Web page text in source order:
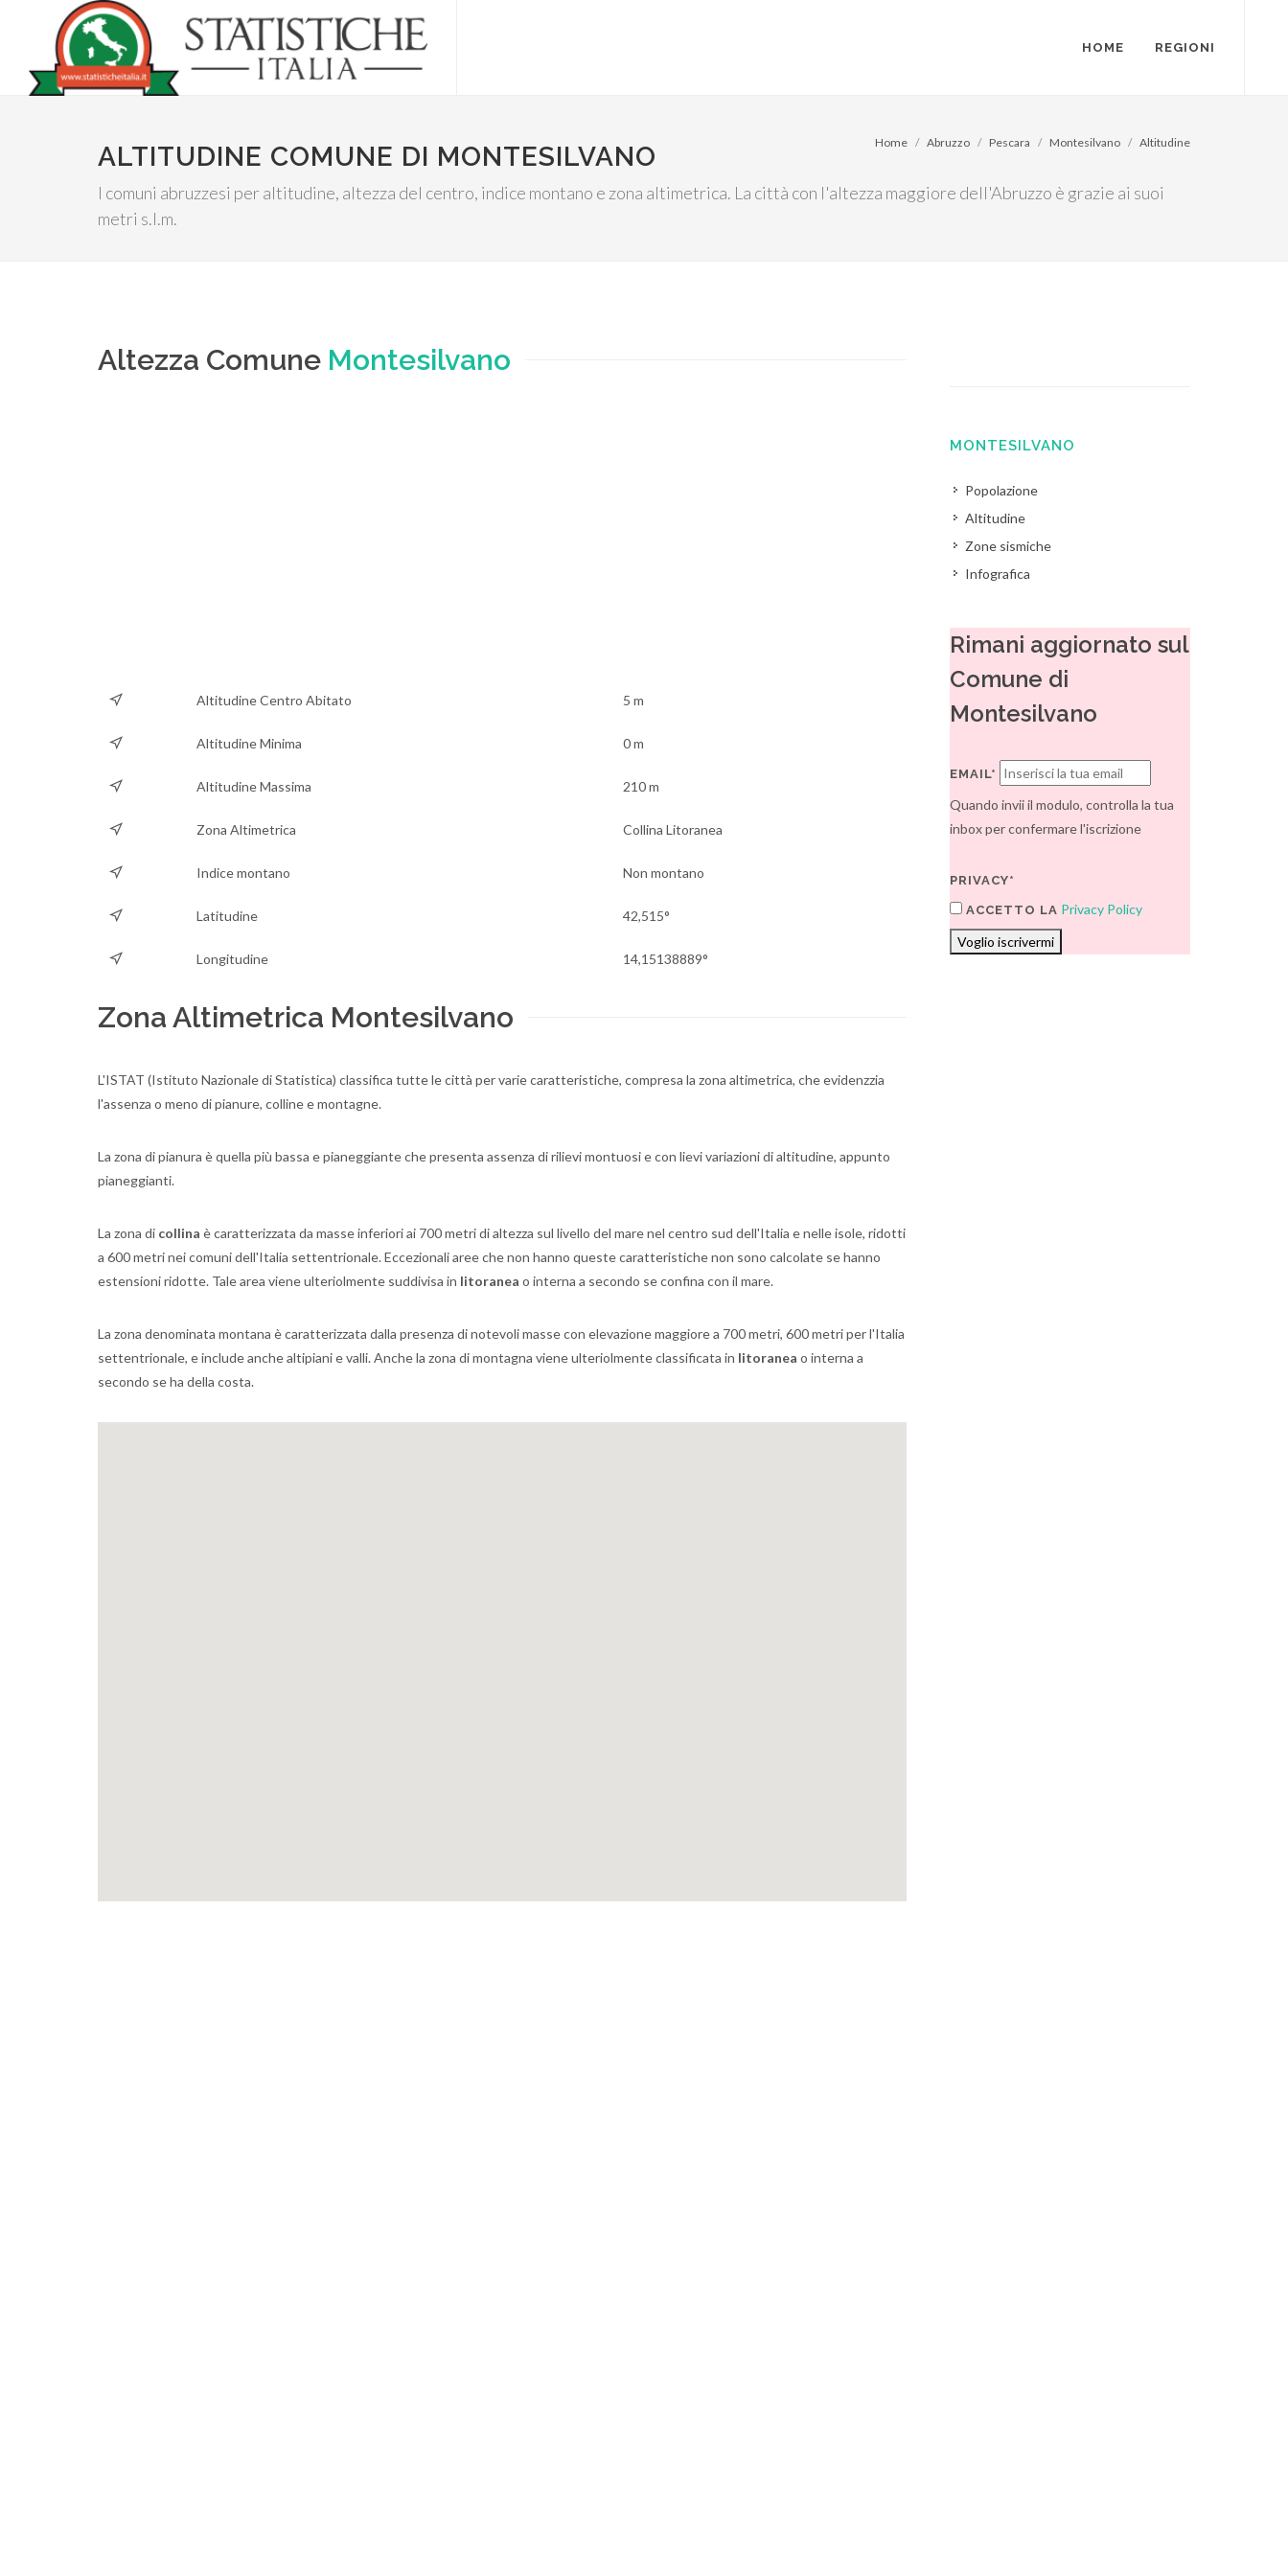
HOME REGIONI
ALTITUDINE COMUNE DI MONTESILVANO
I comuni abruzzesi per altitudine, altezza del centro, indice montano e zona altimetrica. La città con l'altezza maggiore dell'Abruzzo è grazie ai suoi
metri s.l.m.
Home Abruzzo Pescara Montesilvano Altitudine
Altezza Comune Montesilvano
Altitudine Centro Abitato 5 m
Altitudine Minima 0 m
Altitudine Massima 210 m
Zona Altimetrica Collina Litoranea
Indice montano Non montano
Latitudine 42,515°
Longitudine 14,15138889°
Zona Altimetrica Montesilvano
L'ISTAT (Istituto Nazionale di Statistica) classifica tutte le città per varie caratteristiche, compresa la zona altimetrica, che evidenzzia
l'assenza o meno di pianure, colline e montagne.
La zona di pianura è quella più bassa e pianeggiante che presenta assenza di rilievi montuosi e con lievi variazioni di altitudine, appunto
pianeggianti.
La zona di collina è caratterizzata da masse inferiori ai 700 metri di altezza sul livello del mare nel centro sud dell'Italia e nelle isole, ridotti
a 600 metri nei comuni dell'Italia settentrionale. Eccezionali aree che non hanno queste caratteristiche non sono calcolate se hanno
estensioni ridotte. Tale area viene ulteriolmente suddivisa in litoranea o interna a secondo se confina con il mare.
La zona denominata montana è caratterizzata dalla presenza di notevoli masse con elevazione maggiore a 700 metri, 600 metri per l'Italia
settentrionale, e include anche altipiani e valli. Anche la zona di montagna viene ulteriolmente classificata in litoranea o interna a
secondo se ha della costa.
MONTESILVANO
Popolazione
Altitudine
Zone sismiche
Infografica
Rimani aggiornato sul
Comune di
Montesilvano
EMAIL*
Quando invii il modulo, controlla la tua
inbox per confermare l'iscrizione
PRIVACY*
ACCETTO LA Privacy Policy
Voglio iscrivermi